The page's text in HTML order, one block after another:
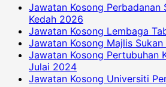
Jawatan Kosong Perbadanan
Kedah 2026
Jawatan Kosong Lembaga
Jawatan Kosong Majlis
Jawatan Kosong Pertubuhan
Julai 2024
Jawatan Kosong Universiti